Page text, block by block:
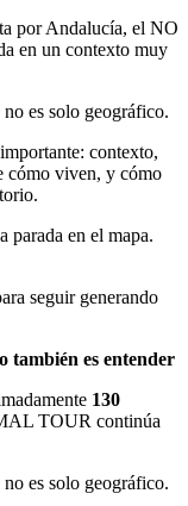
por Andalucía, el NO
en un contexto muy
es solo geográfico.
contexto,
cómo viven, y cómo
parada en el mapa.
seguir generando
también es entender
130
TOUR continúa
es solo geográfico.